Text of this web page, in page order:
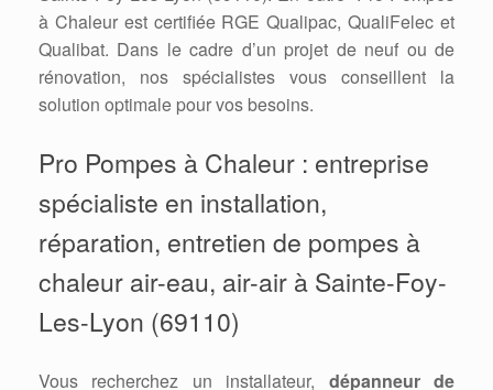
à Chaleur est certifiée RGE Qualipac, QualiFelec et
Qualibat. Dans le cadre d’un projet de neuf ou de
rénovation, nos spécialistes vous conseillent la
solution optimale pour vos besoins.
Pro Pompes à Chaleur : entreprise
spécialiste en installation,
réparation, entretien de pompes à
chaleur air-eau, air-air à Sainte-Foy-
Les-Lyon (69110)
Vous recherchez un installateur, dépanneur de